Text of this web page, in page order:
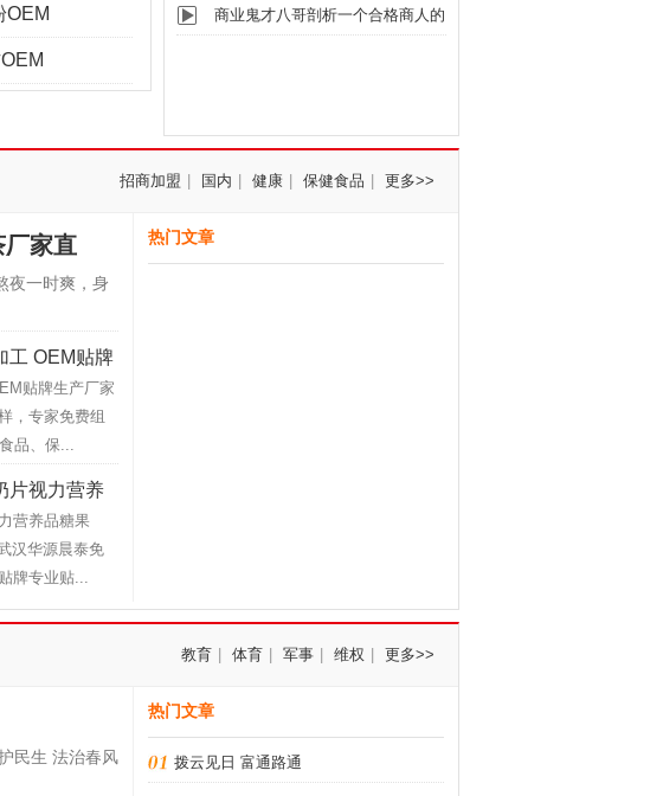
OEM 理的不
商业鬼才八哥剖析一个合格商人的
招商加盟 国内 健康 保健食品 更多>>
家直
夜一时爽，身
工 OEM贴牌
贴牌生产厂家
，专家免费组
品、保...
片视力营养
营养品糖果
汉华源晨泰免
牌专业贴...
热门文章
教育 体育 军事 维权 更多>>
民生 法治春风
热门文章
拨云见日 富通路通